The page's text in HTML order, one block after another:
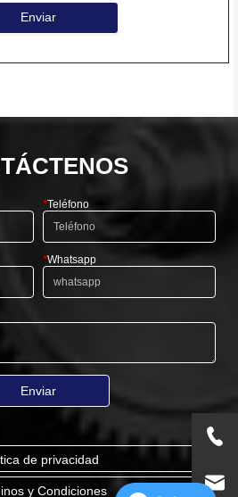
Enviar
*Teléfono
*Whatsapp
Enviar
de privacidad
y Condiciones